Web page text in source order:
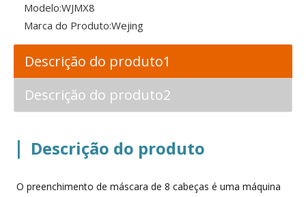
Modelo:WJMX8
Marca do Produto:Wejing
Descrição do produto1
Descrição do produto2
| Descrição do produto
O preenchimento de máscara de 8 cabeças é uma máquina